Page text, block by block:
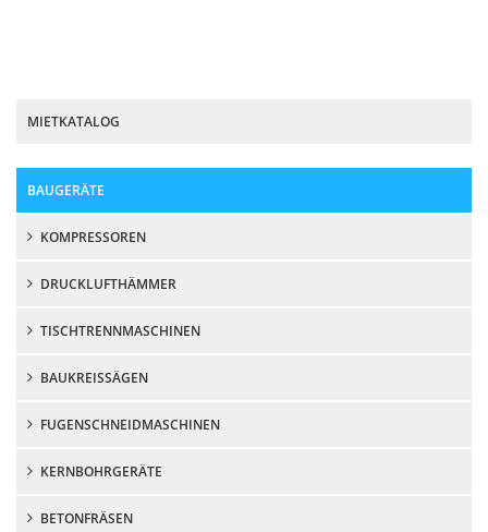
MIETKATALOG
BAUGERÄTE
KOMPRESSOREN
DRUCKLUFTHÄMMER
TISCHTRENNMASCHINEN
BAUKREISSÄGEN
FUGENSCHNEIDMASCHINEN
KERNBOHRGERÄTE
BETONFRÄSEN